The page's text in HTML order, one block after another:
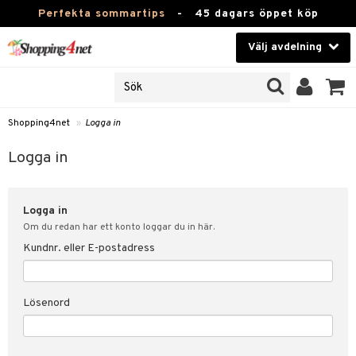
Perfekta sommartips - 45 dagars öppet köp
Välj avdelning
Kontaktlinser
Hälsokost
Fitness
Hem & Inredning
Leksaker, Barn & Baby
Varumärken
Shopping4net » Logga in
Logga in
Logga in
Om du redan har ett konto loggar du in här.
Kundnr. eller E-postadress
Lösenord
svar